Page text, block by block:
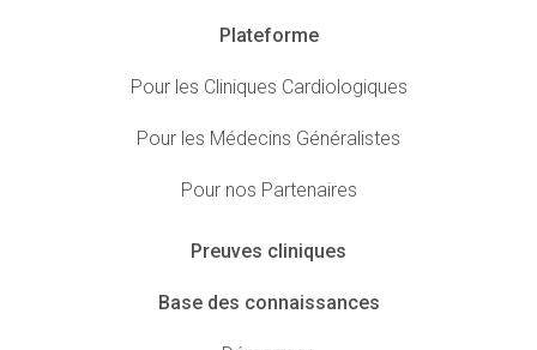
Plateforme
Pour les Cliniques Cardiologiques
Pour les Médecins Généralistes
Pour nos Partenaires
Preuves cliniques
Base des connaissances